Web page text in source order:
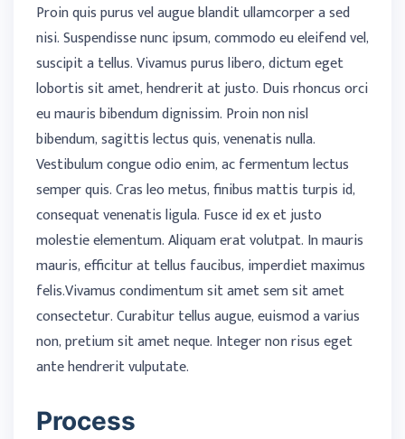
Proin quis purus vel augue blandit ullamcorper a sed
nisi. Suspendisse nunc ipsum, commodo eu eleifend vel,
suscipit a tellus. Vivamus purus libero, dictum eget
lobortis sit amet, hendrerit at justo. Duis rhoncus orci
eu mauris bibendum dignissim. Proin non nisl
bibendum, sagittis lectus quis, venenatis nulla.
Vestibulum congue odio enim, ac fermentum lectus
semper quis. Cras leo metus, finibus mattis turpis id,
consequat venenatis ligula. Fusce id ex et justo
molestie elementum. Aliquam erat volutpat. In mauris
mauris, efficitur at tellus faucibus, imperdiet maximus
felis.Vivamus condimentum sit amet sem sit amet
consectetur. Curabitur tellus augue, euismod a varius
non, pretium sit amet neque. Integer non risus eget
ante hendrerit vulputate.
Process